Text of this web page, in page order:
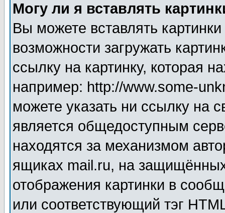
Могу ли я вставлять
Вы можете вставлять
возможности загружать
ссылку на картинку, которая
например: http://www.some-
можете указать ни ссылку на
является общедоступным
находятся за механизмом
ящиках mail.ru, на
отображения картинки в
или соответствующий тэг